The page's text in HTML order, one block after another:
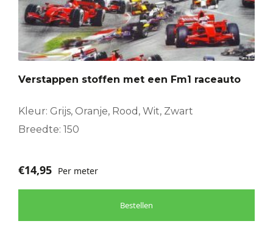
Verstappen stoffen met een Fm1 raceauto
Kleur: Grijs, Oranje, Rood, Wit, Zwart
Breedte: 150
€14,95 Per meter
Bestellen